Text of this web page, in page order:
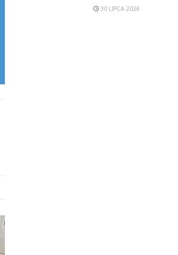
30 LIPCA 2026